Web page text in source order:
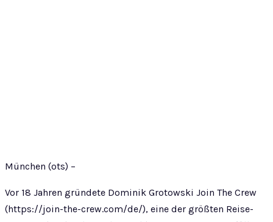
München (ots) –
Vor 18 Jahren gründete Dominik Grotowski Join The Crew
(https://join-the-crew.com/de/), eine der größten Reise-